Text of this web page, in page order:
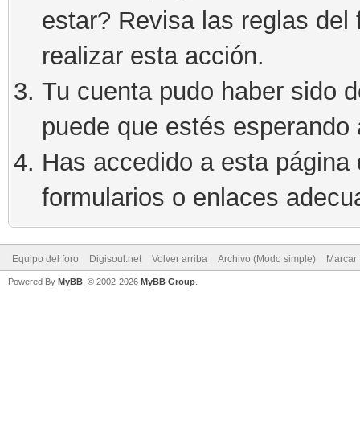
estar? Revisa las reglas
realizar esta acción.
Tu cuenta pudo haber sido
puede que estés esperando
Has accedido a esta
formularios o enlaces
Equipo del foro Digisoul.net Volver arriba Archivo (Modo simple)
Powered By MyBB , © 2002-2026 MyBB Group